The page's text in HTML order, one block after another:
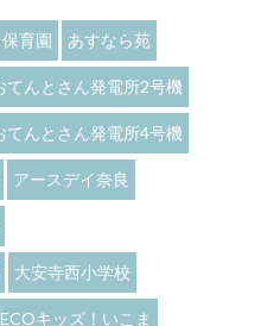
育園 あすなら苑
てんとさん発電所2号機
てんとさん発電所4号機
アースデイ奈良
大安寺西小学校
キッズ！いこま